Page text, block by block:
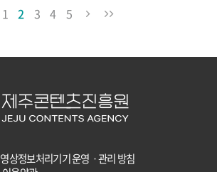
1 2 3 4 5
영상정보처리기기 운영ㆍ관리 방침